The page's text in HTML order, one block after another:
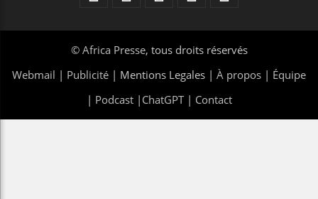
© Africa Presse, tous droits réservés
Webmail | Publicité | Mentions Legales | À propos | Équipe
| Podcast| ChatGPT| Contact